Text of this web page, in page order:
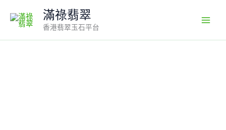
content
滿祿翡翠
香港翡翠玉石平台